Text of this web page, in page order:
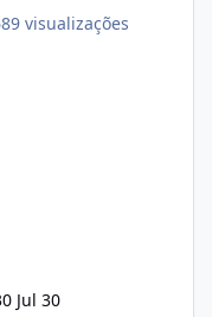
visualizações
Jul 30